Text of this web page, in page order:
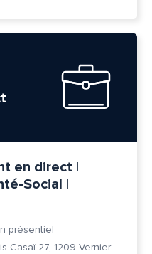
en direct |
Social |
présentiel
Casaï 27, 1209 Vernier